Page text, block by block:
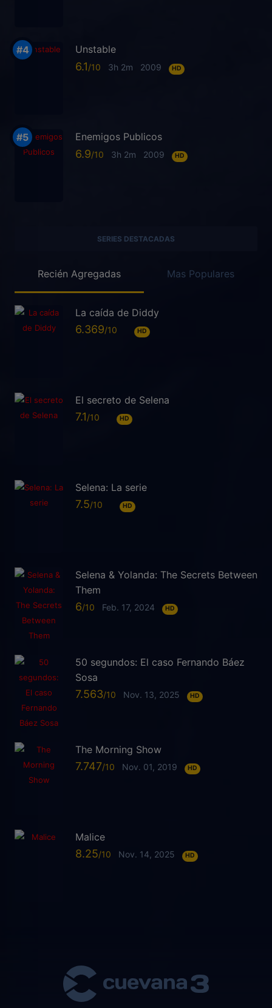
Unstable
6.1 3h 2m 2009 HD
Enemigos Publicos
6.9 3h 2m 2009 HD
SERIES DESTACADAS
Recién Agregadas Mas Populares
La caída de Diddy
6.369 HD
El secreto de Selena
7.1 HD
Selena: La serie
7.5 HD
Selena & Yolanda: The Secrets Between
Them
6 Feb. 17, 2024 HD
50 segundos: El caso Fernando Báez
Sosa
7.563 Nov. 13, 2025 HD
The Morning Show
7.747 Nov. 01, 2019 HD
Malice
8.25 Nov. 14, 2025 HD